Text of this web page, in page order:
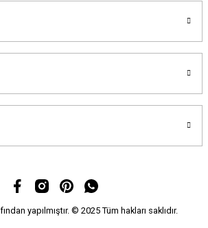
yapılmıştır. © 2025 Tüm hakları saklıdır.